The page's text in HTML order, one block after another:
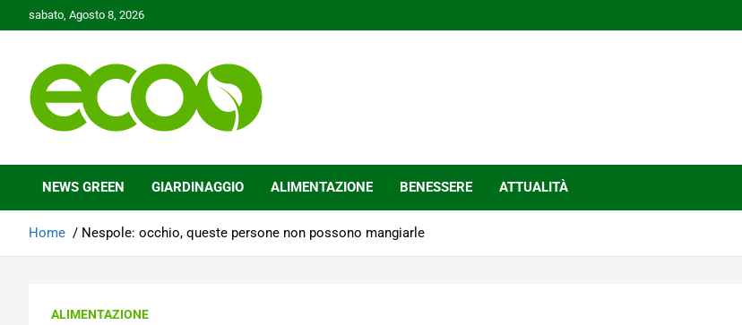
to
sabato, Agosto 8, 2026
Ecoo.it
NEWS GREEN GIARDINAGGIO ALIMENTAZIONE BENESSERE ATTUALITÀ
Home Nespole: occhio, queste persone non possono mangiarle
ALIMENTAZIONE